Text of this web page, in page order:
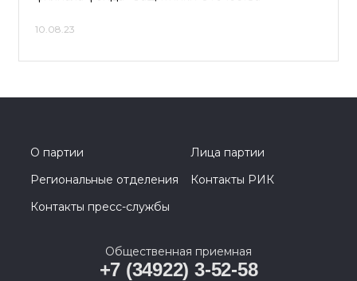
10.08.23
О партии
Лица партии
Региональные отделения
Контакты РИК
Контакты пресс-службы
Общественная приемная
+7 (34922) 3-52-58